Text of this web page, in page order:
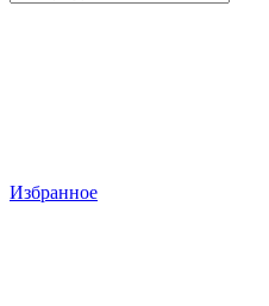
Избранное